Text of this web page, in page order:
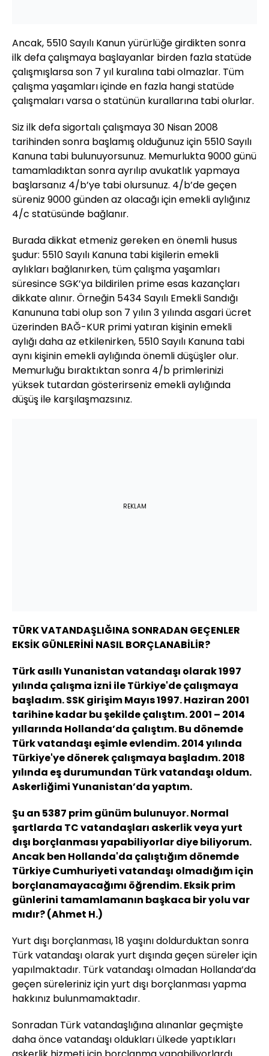
Ancak, 5510 Sayılı Kanun yürürlüğe girdikten sonra
ilk defa çalışmaya başlayanlar birden fazla statüde
çalışmışlarsa son 7 yıl kuralına tabi olmazlar. Tüm
çalışma yaşamları içinde en fazla hangi statüde
çalışmaları varsa o statünün kurallarına tabi olurlar.
Siz ilk defa sigortalı çalışmaya 30 Nisan 2008
tarihinden sonra başlamış olduğunuz için 5510 Sayılı
Kanuna tabi bulunuyorsunuz. Memurlukta 9000 günü
tamamladıktan sonra ayrılıp avukatlık yapmaya
başlarsanız 4/b’ye tabi olursunuz. 4/b’de geçen
süreniz 9000 günden az olacağı için emekli aylığınız
4/c statüsünde bağlanır.
Burada dikkat etmeniz gereken en önemli husus
şudur: 5510 Sayılı Kanuna tabi kişilerin emekli
aylıkları bağlanırken, tüm çalışma yaşamları
süresince SGK’ya bildirilen prime esas kazançları
dikkate alınır. Örneğin 5434 Sayılı Emekli Sandığı
Kanununa tabi olup son 7 yılın 3 yılında asgari ücret
üzerinden BAĞ-KUR primi yatıran kişinin emekli
aylığı daha az etkilenirken, 5510 Sayılı Kanuna tabi
aynı kişinin emekli aylığında önemli düşüşler olur.
Memurluğu bıraktıktan sonra 4/b primlerinizi
yüksek tutardan gösterirseniz emekli aylığında
düşüş ile karşılaşmazsınız.
REKLAM
TÜRK VATANDAŞLIĞINA SONRADAN GEÇENLER
EKSİK GÜNLERİNİ NASIL BORÇLANABİLİR?
Türk asıllı Yunanistan vatandaşı olarak 1997
yılında çalışma izni ile Türkiye'de çalışmaya
başladım. SSK girişim Mayıs 1997. Haziran 2001
tarihine kadar bu şekilde çalıştım. 2001 – 2014
yıllarında Hollanda’da çalıştım. Bu dönemde
Türk vatandaşı eşimle evlendim. 2014 yılında
Türkiye'ye dönerek çalışmaya başladım. 2018
yılında eş durumundan Türk vatandaşı oldum.
Askerliğimi Yunanistan’da yaptım.
Şu an 5387 prim günüm bulunuyor. Normal
şartlarda TC vatandaşları askerlik veya yurt
dışı borçlanması yapabiliyorlar diye biliyorum.
Ancak ben Hollanda'da çalıştığım dönemde
Türkiye Cumhuriyeti vatandaşı olmadığım için
borçlanamayacağımı öğrendim. Eksik prim
günlerini tamamlamanın başkaca bir yolu var
mıdır? (Ahmet H.)
Yurt dışı borçlanması, 18 yaşını doldurduktan sonra
Türk vatandaşı olarak yurt dışında geçen süreler için
yapılmaktadır. Türk vatandaşı olmadan Hollanda’da
geçen süreleriniz için yurt dışı borçlanması yapma
hakkınız bulunmamaktadır.
Sonradan Türk vatandaşlığına alınanlar geçmişte
daha önce vatandaşı oldukları ülkede yaptıkları